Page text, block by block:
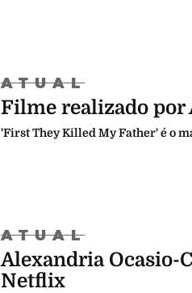
ATUAL
Filme realizado
'First They Killed My Father' é o
ATUAL
Alexandria Ocasio-
Netflix